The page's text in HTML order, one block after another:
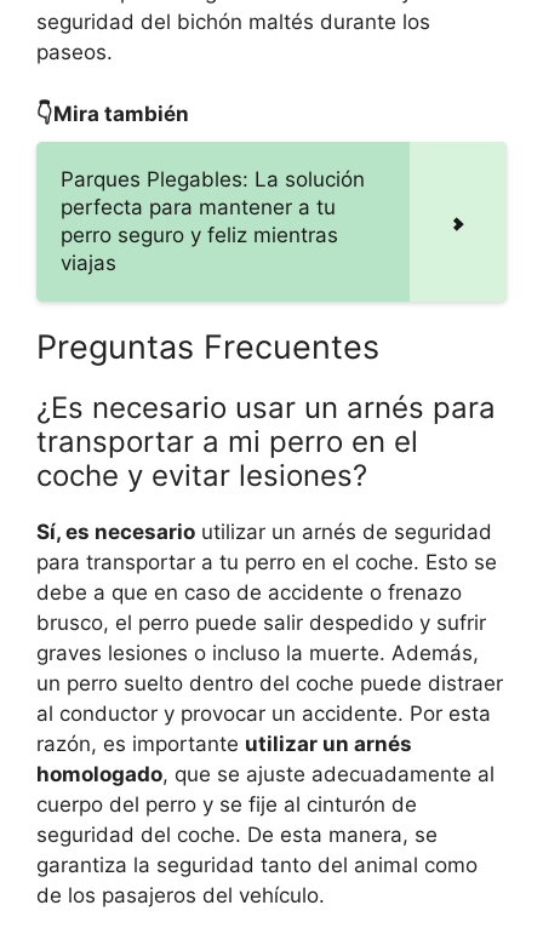
seguridad del bichón maltés durante los
paseos.
👇Mira también
Parques Plegables: La solución
perfecta para mantener a tu
perro seguro y feliz mientras
viajas
Preguntas Frecuentes
¿Es necesario usar un arnés para
transportar a mi perro en el
coche y evitar lesiones?
Sí, es necesario utilizar un arnés de seguridad
para transportar a tu perro en el coche. Esto se
debe a que en caso de accidente o frenazo
brusco, el perro puede salir despedido y sufrir
graves lesiones o incluso la muerte. Además,
un perro suelto dentro del coche puede distraer
al conductor y provocar un accidente. Por esta
razón, es importante utilizar un arnés
homologado, que se ajuste adecuadamente al
cuerpo del perro y se fije al cinturón de
seguridad del coche. De esta manera, se
garantiza la seguridad tanto del animal como
de los pasajeros del vehículo.